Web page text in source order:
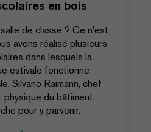
en bois
de classe ? Ce n'est
avons réalisé plusieurs
dans lesquels la
estivale fonctionne
Silvano Raimann, chef
physique du bâtiment,
pour y parvenir.